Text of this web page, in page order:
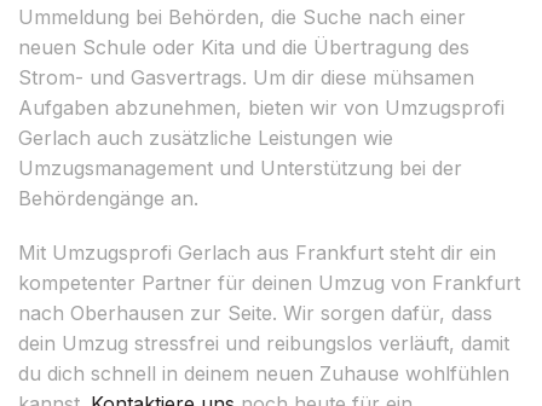
Ummeldung bei Behörden, die Suche nach einer
neuen Schule oder Kita und die Übertragung des
Strom- und Gasvertrags. Um dir diese mühsamen
Aufgaben abzunehmen, bieten wir von Umzugsprofi
Gerlach auch zusätzliche Leistungen wie
Umzugsmanagement und Unterstützung bei der
Behördengänge an.
Mit Umzugsprofi Gerlach aus Frankfurt steht dir ein
kompetenter Partner für deinen Umzug von Frankfurt
nach Oberhausen zur Seite. Wir sorgen dafür, dass
dein Umzug stressfrei und reibungslos verläuft, damit
du dich schnell in deinem neuen Zuhause wohlfühlen